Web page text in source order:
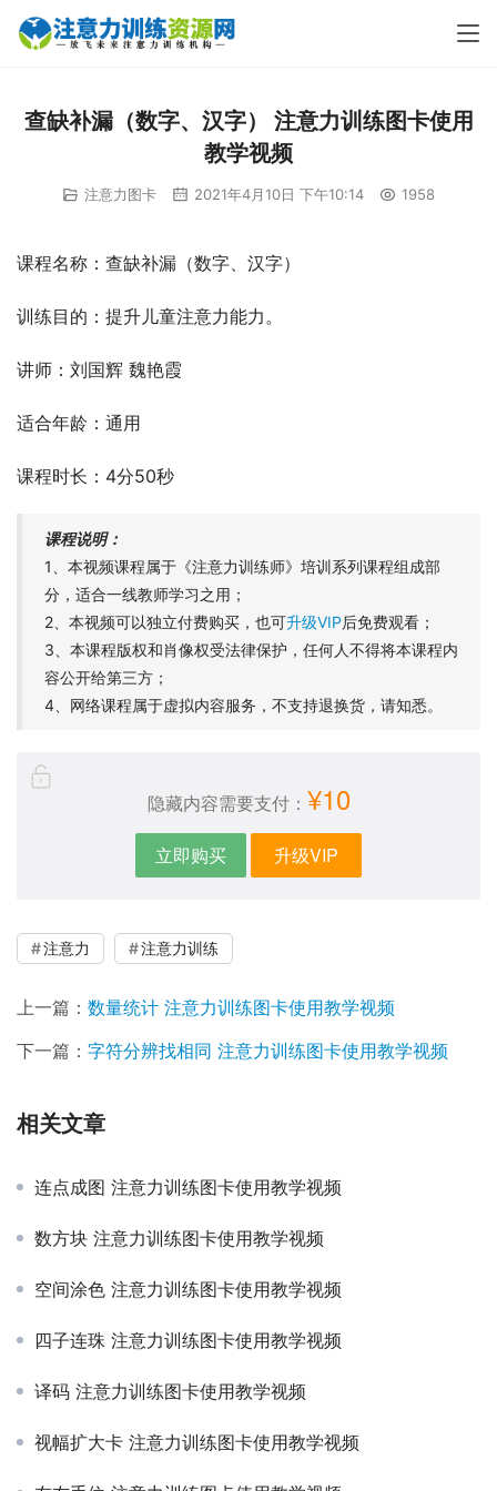
查缺补漏（数字、汉字） 注意力训练图卡使用
教学视频
注意力图卡 2021年4月10日 下午10:14 1958
课程名称：查缺补漏（数字、汉字）
训练目的：提升儿童注意力能力。
讲师：刘国辉 魏艳霞
适合年龄：通用
课程时长：4分50秒
课程说明：
1、本视频课程属于《注意力训练师》培训系列课程组成部
分，适合一线教师学习之用；
2、本视频可以独立付费购买，也可升级VIP后免费观看；
3、本课程版权和肖像权受法律保护，任何人不得将本课程内
容公开给第三方；
4、网络课程属于虚拟内容服务，不支持退换货，请知悉。
隐藏内容需要支付： ¥10
立即购买 升级VIP
注意力 注意力训练
上一篇： 数量统计 注意力训练图卡使用教学视频
下一篇： 字符分辨找相同 注意力训练图卡使用教学视频
相关文章
连点成图 注意力训练图卡使用教学视频
数方块 注意力训练图卡使用教学视频
空间涂色 注意力训练图卡使用教学视频
四子连珠 注意力训练图卡使用教学视频
译码 注意力训练图卡使用教学视频
视幅扩大卡 注意力训练图卡使用教学视频